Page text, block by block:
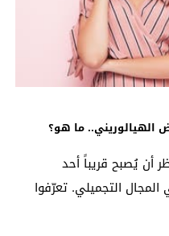
الهيالوريني.. ما هو؟
أن يُصبح قريباً أحد
التجميلي. تعرّفوا